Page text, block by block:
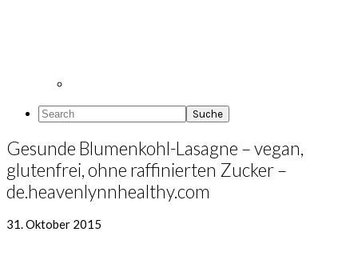
Search
Gesunde Blumenkohl-Lasagne – vegan,
glutenfrei, ohne raffinierten Zucker –
de.heavenlynnhealthy.com
31. Oktober 2015